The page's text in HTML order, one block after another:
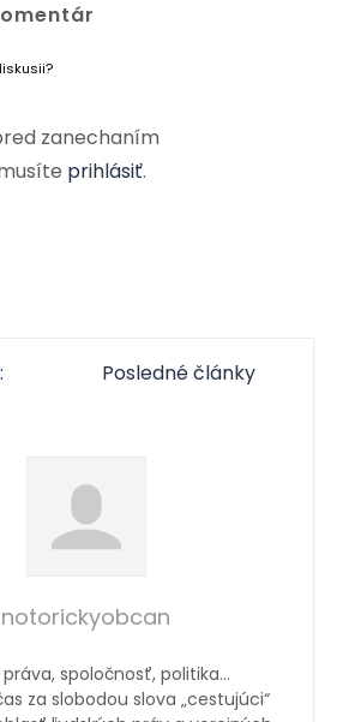
zanechaním
prihlásiť.
Posledné články
notorickyobcan
práva, spoločnosť, politika…
za slobodou slova „cestujúci“